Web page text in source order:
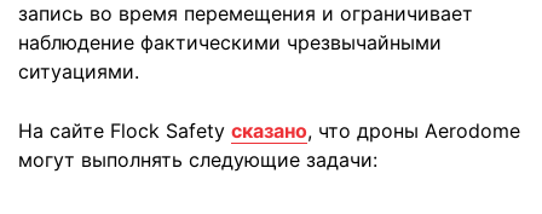
запись во время перемещения и ограничивает
наблюдение фактическими чрезвычайными
ситуациями.
На сайте Flock Safety сказано, что дроны Aerodome
могут выполнять следующие задачи: